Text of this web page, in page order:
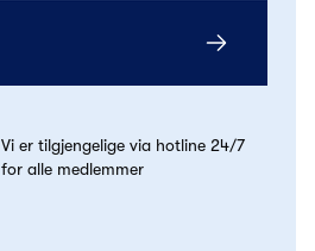
Vi er tilgjengelige via hotline 24/7
for alle medlemmer